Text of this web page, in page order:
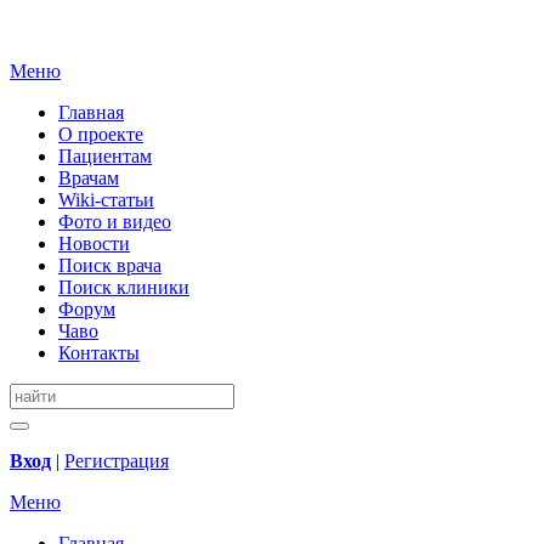
Меню
Главная
О проекте
Пациентам
Врачам
Wiki-статьи
Фото и видео
Новости
Поиск врача
Поиск клиники
Форум
Чаво
Контакты
Вход | Регистрация
Меню